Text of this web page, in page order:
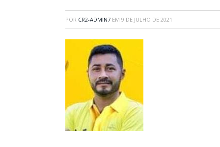
POR CR2-ADMIN7 EM 9 DE JULHO DE 2021